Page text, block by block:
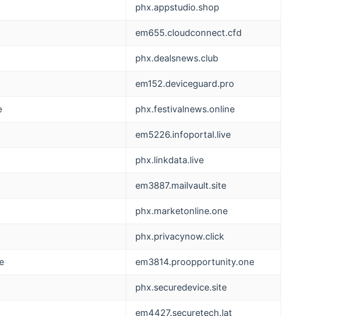
phx.appstudio.shop
em655.cloudconnect.cfd
phx.dealsnews.club
em152.deviceguard.pro
phx.festivalnews.online
em5226.infoportal.live
phx.linkdata.live
em3887.mailvault.site
phx.marketonline.one
phx.privacynow.click
em3814.proopportunity.one
phx.securedevice.site
em4427.securetech.lat